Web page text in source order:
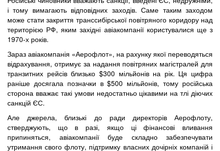
і тому вимагають відповідних заходів. Саме таким заходом
може стати закриття транссибірської повітряного коридору над
територією РФ, яким західні авіакомпанії користувалися ще з
1970-х років.
Зараз авіакомпанія «Аерофлот», на рахунку якої переводяться
відрахування, отримує за надання повітряних магістралей для
транзитних рейсів близько $300 мільйонів на рік. Ця цифра
раніше досягала позначки в $500 мільйонів, тому російська
сторона вважає такі умови недостатньо цікавими на тлі діючих
санкцій ЄС.
Але джерела, близькі до ради директорів Аерофлоту,
стверджують, що в разі, якщо ці фінансові вливання
припиняться, авіакомпанії буде складно забезпечувати
утримання свого флоту, підтримку власних дочірніх компаній і